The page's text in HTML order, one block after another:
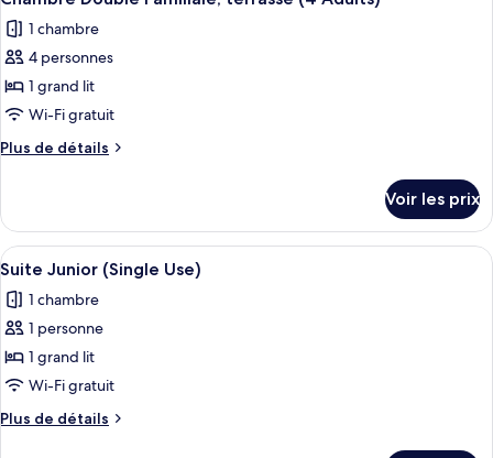
(3
Adults)
Suite
Familiale,
(3
Adults)
toutes
les
photos
pour
ce
type
de
Chambre
Double
Familiale,
terrasse
(4
Adults)
1 chambre
4 personnes
1 grand lit
Wi-Fi gratuit
Plus de détails
Plus
le
type
de
Chambre
Double
terrasse
(4
Voir les prix
Afficher
toutes
les
photos
pour
ce
type
de
Une chambre d’hôtel avec un
5
Suite Junior (Single Use)
1 chambre
1 personne
1 grand lit
Wi-Fi gratuit
Plus de détails
Plus